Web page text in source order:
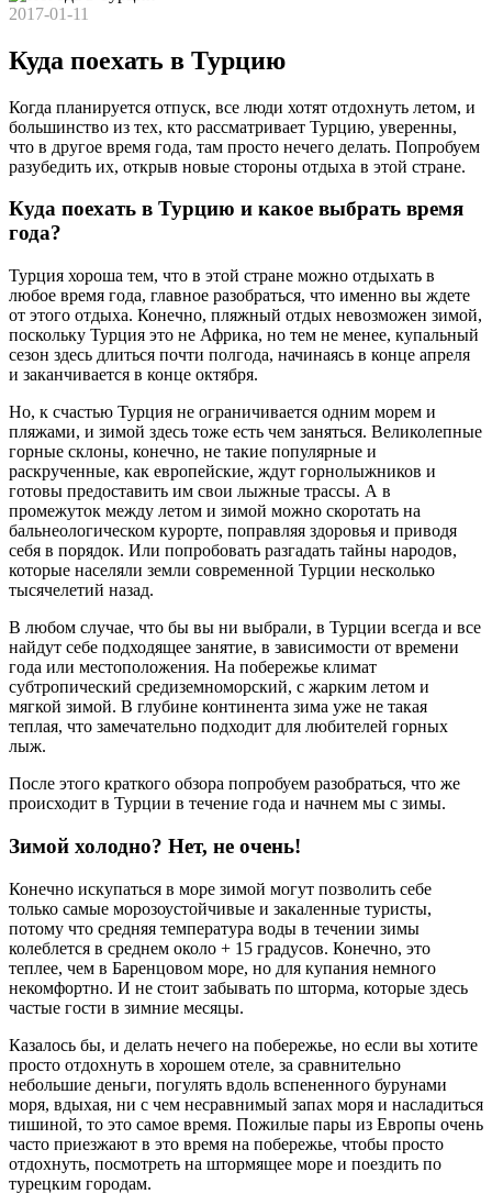
2017-01-11
Куда поехать в Турцию
Когда планируется отпуск, все люди хотят отдохнуть летом, и
большинство из тех, кто рассматривает Турцию, уверенны,
что в другое время года, там просто нечего делать. Попробуем
разубедить их, открыв новые стороны отдыха в этой стране.
Куда поехать в Турцию и какое выбрать время
года?
Турция хороша тем, что в этой стране можно отдыхать в
любое время года, главное разобраться, что именно вы ждете
от этого отдыха. Конечно, пляжный отдых невозможен зимой,
поскольку Турция это не Африка, но тем не менее, купальный
сезон здесь длиться почти полгода, начинаясь в конце апреля
и заканчивается в конце октября.
Но, к счастью Турция не ограничивается одним морем и
пляжами, и зимой здесь тоже есть чем заняться. Великолепные
горные склоны, конечно, не такие популярные и
раскрученные, как европейские, ждут горнолыжников и
готовы предоставить им свои лыжные трассы. А в
промежуток между летом и зимой можно скоротать на
бальнеологическом курорте, поправляя здоровья и приводя
себя в порядок. Или попробовать разгадать тайны народов,
которые населяли земли современной Турции несколько
тысячелетий назад.
В любом случае, что бы вы ни выбрали, в Турции всегда и все
найдут себе подходящее занятие, в зависимости от времени
года или местоположения. На побережье климат
субтропический средиземноморский, с жарким летом и
мягкой зимой. В глубине континента зима уже не такая
теплая, что замечательно подходит для любителей горных
лыж.
После этого краткого обзора попробуем разобраться, что же
происходит в Турции в течение года и начнем мы с зимы.
Зимой холодно? Нет, не очень!
Конечно искупаться в море зимой могут позволить себе
только самые морозоустойчивые и закаленные туристы,
потому что средняя температура воды в течении зимы
колеблется в среднем около + 15 градусов. Конечно, это
теплее, чем в Баренцовом море, но для купания немного
некомфортно. И не стоит забывать по шторма, которые здесь
частые гости в зимние месяцы.
Казалось бы, и делать нечего на побережье, но если вы хотите
просто отдохнуть в хорошем отеле, за сравнительно
небольшие деньги, погулять вдоль вспененного бурунами
моря, вдыхая, ни с чем несравнимый запах моря и насладиться
тишиной, то это самое время. Пожилые пары из Европы очень
часто приезжают в это время на побережье, чтобы просто
отдохнуть, посмотреть на штормящее море и поездить по
турецким городам.